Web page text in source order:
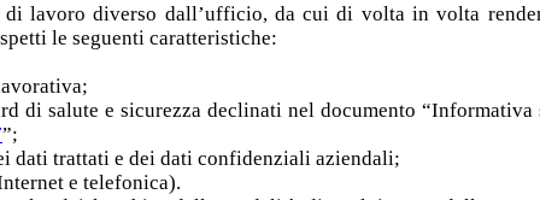
lavoro diverso dall’ufficio, da cui di volta in volta
le seguenti caratteristiche:
di salute e sicurezza declinati nel documento
”;
dati trattati e dei dati confidenziali aziendali;
e telefonica).